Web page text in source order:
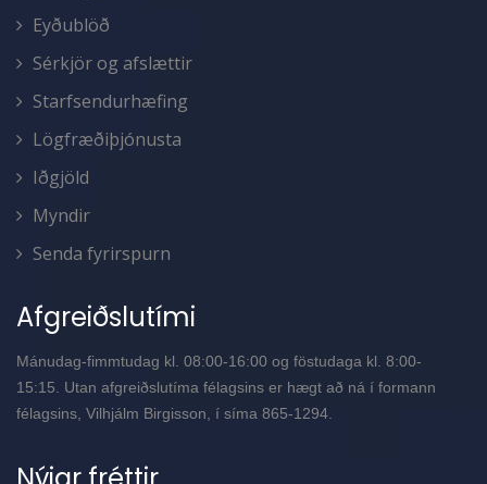
Eyðublöð
Sérkjör og afslættir
Starfsendurhæfing
Lögfræðiþjónusta
Iðgjöld
Myndir
Senda fyrirspurn
Afgreiðslutími
Mánudag-fimmtudag kl. 08:00-16:00 og föstudaga kl. 8:00-
15:15. Utan afgreiðslutíma félagsins er hægt að ná í formann
félagsins, Vilhjálm Birgisson, í síma 865-1294.